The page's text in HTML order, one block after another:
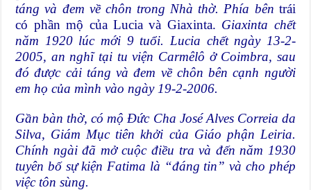
táng và đem về chôn trong Nhà thờ. Phía bên trái
có phần mộ của Lucia và Giaxinta. Giaxinta chết
năm 1920 lúc mới 9 tuổi. Lucia chết ngày 13-2-
2005, an nghĩ tại tu viện Carmêlô ở Coimbra, sau
đó được cải táng và đem về chôn bên cạnh người
em họ của mình vào ngày 19-2-2006.
Gần bàn thờ, có mộ Đức Cha José Alves Correia da
Silva, Giám Mục tiên khởi của Giáo phận Leiria.
Chính ngài đã mở cuộc điều tra và đến năm 1930
tuyên bố sự kiện Fatima là “đáng tin” và cho phép
việc tôn sùng.